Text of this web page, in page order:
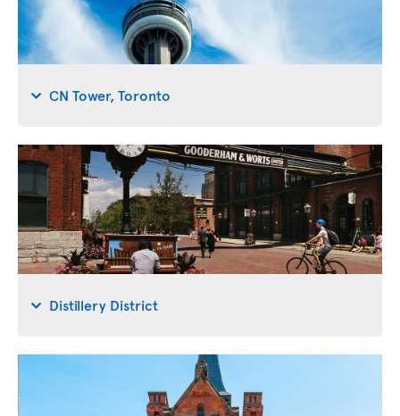
CN Tower, Toronto
Distillery District